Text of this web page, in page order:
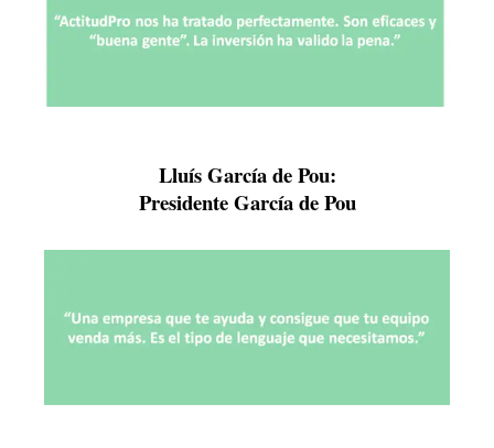
Lluís García de Pou:
Presidente García de Pou